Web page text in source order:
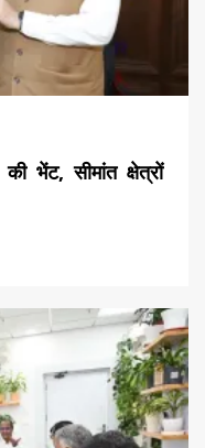
भेंट, सीमांत क्षेत्रों